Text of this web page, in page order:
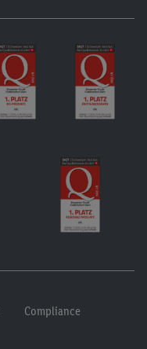
Compliance